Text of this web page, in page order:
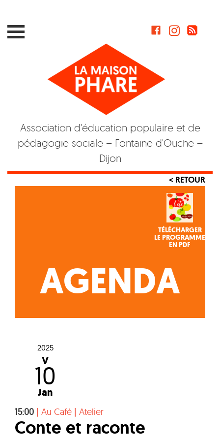
Association d'éducation populaire et de
pédagogie sociale – Fontaine d'Ouche –
Dijon
< RETOUR
TÉLÉCHARGER
LE PROGRAMME
EN PDF
AGENDA
2025
V
10
Jan
15:00 | Au Café | Atelier
Conte et raconte